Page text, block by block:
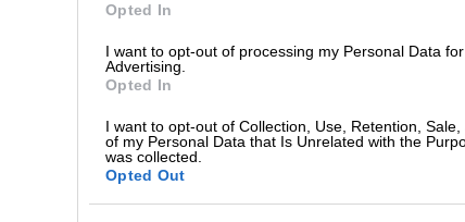
Opted In
I want to opt-out of processing my Personal Data
Advertising.
Opted In
I want to opt-out of Collection, Use, Retention,
of my Personal Data that Is Unrelated with the
was collected.
Opted Out